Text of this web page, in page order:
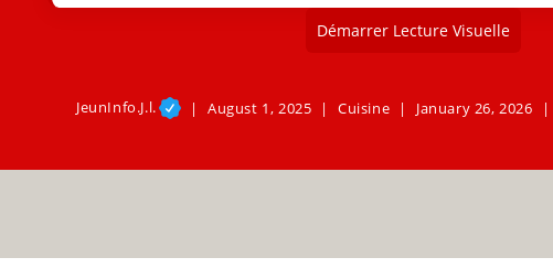
Démarrer Lecture Visuelle
JeunInfo.J.l. August 1, 2025 Cuisine January 26, 2026